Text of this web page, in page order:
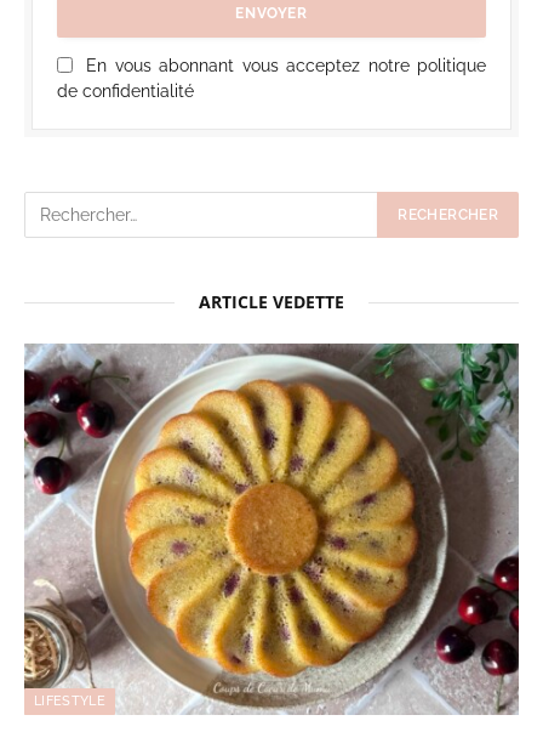
En vous abonnant vous acceptez notre politique
de confidentialité
ARTICLE VEDETTE
LIFESTYLE